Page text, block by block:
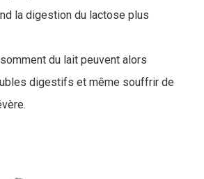
la digestion du lactose plus
du lait peuvent alors
digestifs et même souffrir de